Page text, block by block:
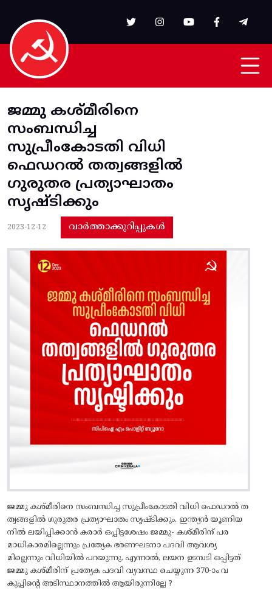
ജമ്മു കശ്‌മീരിനെ
സംബന്ധിച്ച
സുപ്രീംകോടതി വിധി
ഫെഡറൽ തത്വങ്ങളിൽ
ഗുരുതര പ്രത്യാഘാതം
സൃഷ്ടിക്കും
2023-12-12 വാർത്താക്കുറിപ്പുകൾ
ജമ്മു കശ്‌മീരിനെ സംബന്ധിച്ച സുപ്രീംകോടതി വിധി ഫെഡറൽ ത
ത്വങ്ങളിൽ ഗുരുതര പ്രത്യാഘാതം സൃഷ്ടിക്കും. ഇന്ത്യൻ യൂണിയ
നിൽ ലയിപ്പിക്കാൻ കരാർ ഒപ്പിട്ടശേഷം ജമ്മു- കശ്‌മീരിന്‌ പര
മാധികാരമില്ലെന്നും പ്രത്യേക ഭരണഘടനാ പദവി ആവശ്യ
മില്ലെന്നും വിധിയിൽ പറയുന്നു. എന്നാൽ, ലയന ഉടമ്പടി ഒപ്പിട്ടത്‌
ജമ്മു കശ്‌മീരിന്‌ പ്രത്യേക പദവി വ്യവസ്ഥ ചെയ്യുന്ന 370-ാം വ
കുപ്പിന്റെ അടിസ്ഥാനത്തിൽ ആയിരുന്നില്ലേ ?